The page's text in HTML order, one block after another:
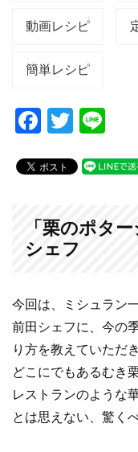
動画レシピ
簡単レシピ
F
c
b
o
k
T
tt
e
「栗のポタ
シェフ
今回は、ミシュラン
前田シェフに、今の
り方を教えていただ
どこにでもあるむき
レストランのような
とは思えない、驚く